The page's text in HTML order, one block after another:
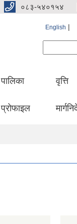
०८३-५४०१५४
English
पालिका
प्रोफाइल
वृत्ति